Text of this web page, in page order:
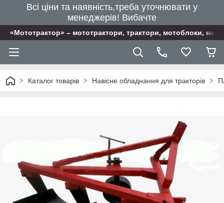
Всі ціни та наявність,треба уточнювати у
менеджерів! Вибачте
«Мототрактор» – мототрактори, трактори, мотоблоки,
Каталог товарів Навісне обладнання для тракторів